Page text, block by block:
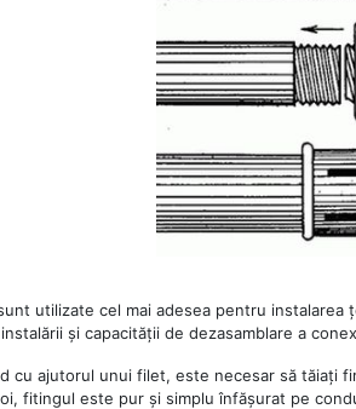
utilizate cel mai adesea pentru
și capacității de dezasamblare a
cu ajutorul unui filet, este necesar să tăiați
fitingul este pur și simplu înfășurat pe